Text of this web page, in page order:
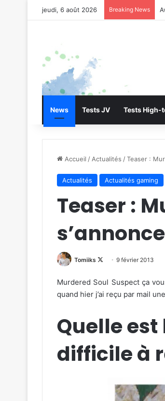
jeudi, 6 août 2026 Breaking News
News Tests JV Tests High-
Accueil / Actualités /Teaser :
Actualités Actualités gaming
Teaser :
s’annonce
Tomiiks
Follow
X
9 février 2013
Murdered Soul Suspect ça
quand hier j’ai reçu par mail
Quelle est
difficile à